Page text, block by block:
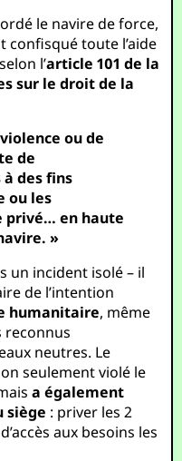
le navire de force,
confisqué toute l’aide
l’article 101 de la
sur le droit de la
ou de
de
des fins
ou les
privé… en haute
»
un incident isolé – il
de l’intention
humanitaire, même
reconnus
neutres. Le
seulement violé le
a également
siège : priver les 2
aux besoins les